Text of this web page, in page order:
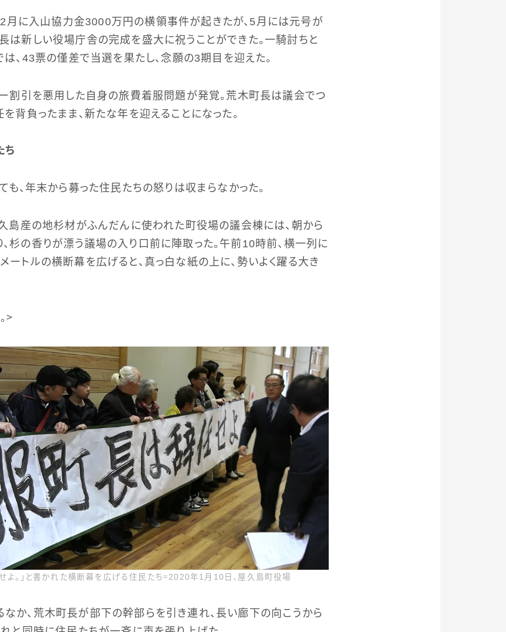
2月に入山協力金3000万円の横領事件が起きたが、5月には元号が
は新しい役場庁舎の完成を盛大に祝うことができた。一騎討ちと
、43票の僅差で当選を果たし、念願の3期目を迎えた。
割引を悪用した自身の旅費着服問題が発覚。荒木町長は議会でつ
を背負ったまま、新たな年を迎えることになった。
ち
、年末から募った住民たちの怒りは収まらなかった。
島産の地杉材がふんだんに使われた町役場の議会棟には、朝から
杉の香りが漂う議場の入り口前に陣取った。午前10時前、横一列に
ートルの横断幕を広げると、真っ白な紙の上に、勢いよく躍る大き
＞
よ。」と書かれた横断幕を広げる住民たち＝2020年1月10日、屋久島町役場
か、荒木町長が部下の幹部らを引き連れ、長い廊下の向こうから